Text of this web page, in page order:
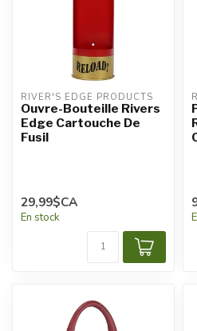
RIVER'S EDGE PRODUCTS
Ouvre-Bouteille Rivers
Edge Cartouche De
Fusil
29,99$CA
En stock